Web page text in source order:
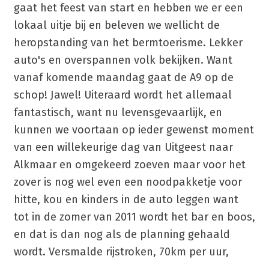
gaat het feest van start en hebben we er een
lokaal uitje bij en beleven we wellicht de
heropstanding van het bermtoerisme. Lekker
auto's en overspannen volk bekijken. Want
vanaf komende maandag gaat de A9 op de
schop! Jawel! Uiteraard wordt het allemaal
fantastisch, want nu levensgevaarlijk, en
kunnen we voortaan op ieder gewenst moment
van een willekeurige dag van Uitgeest naar
Alkmaar en omgekeerd zoeven maar voor het
zover is nog wel even een noodpakketje voor
hitte, kou en kinders in de auto leggen want
tot in de zomer van 2011 wordt het bar en boos,
en dat is dan nog als de planning gehaald
wordt. Versmalde rijstroken, 70km per uur,